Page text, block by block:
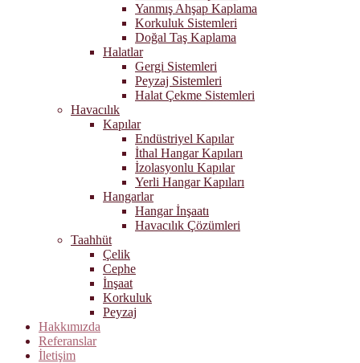
Yanmış Ahşap Kaplama
Korkuluk Sistemleri
Doğal Taş Kaplama
Halatlar
Gergi Sistemleri
Peyzaj Sistemleri
Halat Çekme Sistemleri
Havacılık
Kapılar
Endüstriyel Kapılar
İthal Hangar Kapıları
İzolasyonlu Kapılar
Yerli Hangar Kapıları
Hangarlar
Hangar İnşaatı
Havacılık Çözümleri
Taahhüt
Çelik
Cephe
İnşaat
Korkuluk
Peyzaj
Hakkımızda
Referanslar
İletişim